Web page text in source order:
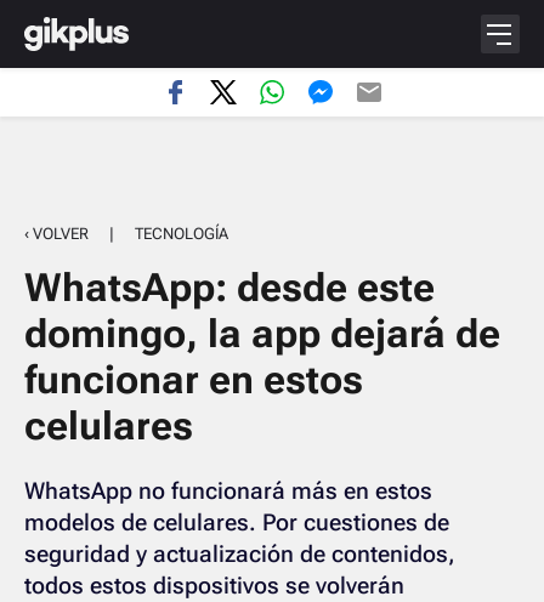
‹ VOLVER | TECNOLOGÍA
WhatsApp: desde este
domingo, la app dejará de
funcionar en estos
celulares
WhatsApp no funcionará más en estos
modelos de celulares. Por cuestiones de
seguridad y actualización de contenidos,
todos estos dispositivos se volverán